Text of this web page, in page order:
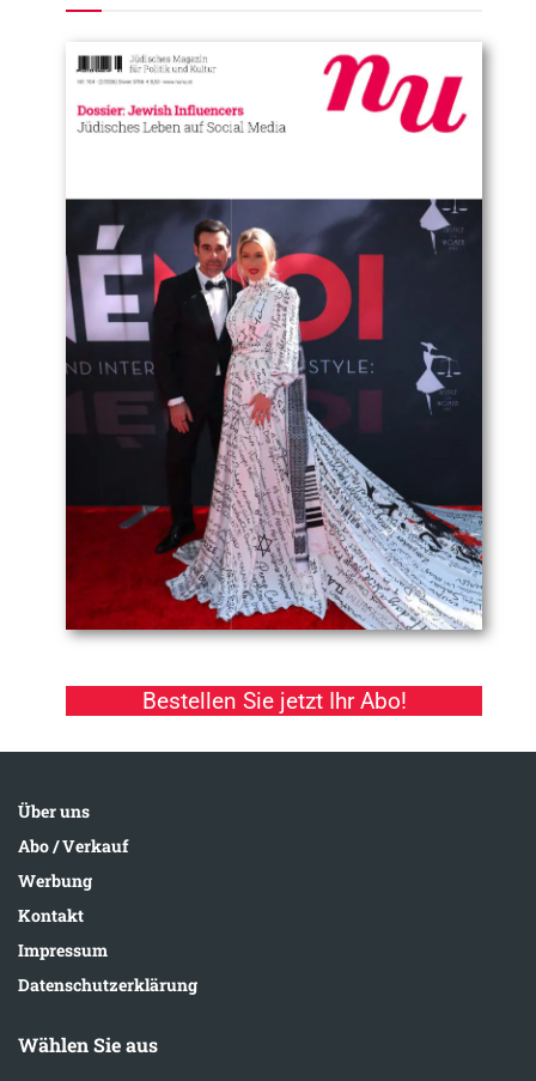
Bestellen Sie jetzt Ihr Abo!
Über uns
Abo / Verkauf
Werbung
Kontakt
Impressum
Datenschutzerklärung
Wählen Sie aus